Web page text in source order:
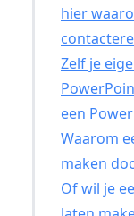
hier
Zelf je
een
Waarom
maken
Of wil je